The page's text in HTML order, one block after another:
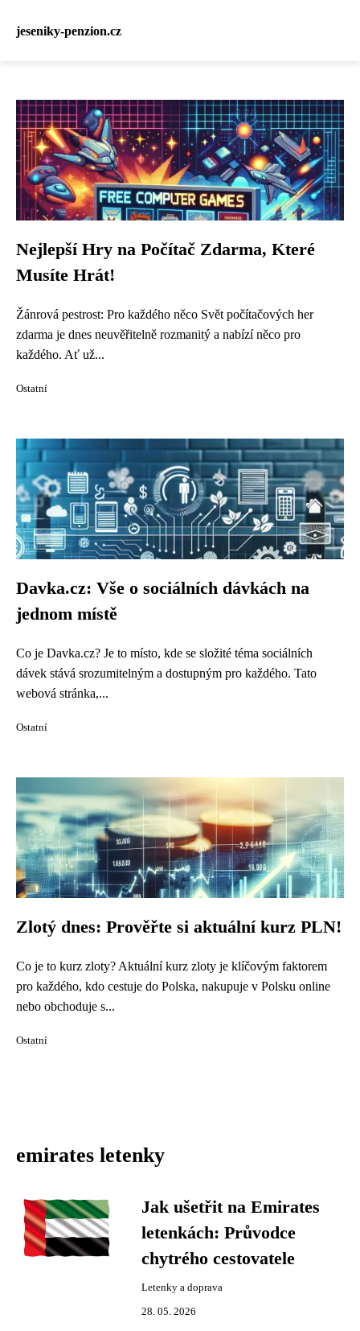
jeseniky-penzion.cz
Nejlepší Hry na Počítač Zdarma, Které
Musíte Hrát!
Žánrová pestrost: Pro každého něco Svět počítačových her
zdarma je dnes neuvěřitelně rozmanitý a nabízí něco pro
každého. Ať už...
Ostatní
Davka.cz: Vše o sociálních dávkách na
jednom místě
Co je Davka.cz? Je to místo, kde se složité téma sociálních
dávek stává srozumitelným a dostupným pro každého. Tato
webová stránka,...
Ostatní
Zlotý dnes: Prověřte si aktuální kurz PLN!
Co je to kurz zloty? Aktuální kurz zloty je klíčovým faktorem
pro každého, kdo cestuje do Polska, nakupuje v Polsku online
nebo obchoduje s...
Ostatní
emirates letenky
Jak ušetřit na Emirates
letenkách: Průvodce
chytrého cestovatele
Letenky a doprava
28. 05. 2026